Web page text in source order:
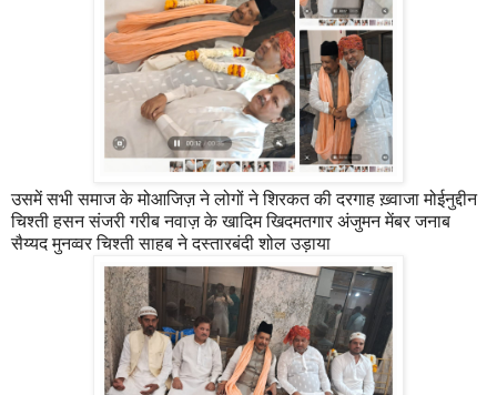
उसमें सभी समाज के मोआजिज़ ने लोगों ने शिरकत की दरगाह ख़्वाजा मोईनुद्दीन
चिश्ती हसन संजरी गरीब नवाज़ के खादिम खिदमतगार अंजुमन मेंबर जनाब
सैय्यद मुनव्वर चिश्ती साहब ने दस्तारबंदी शोल उड़ाया